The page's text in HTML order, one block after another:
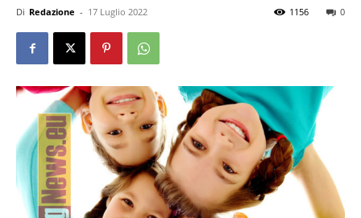
Di Redazione - 17 Luglio 2022 0
1156